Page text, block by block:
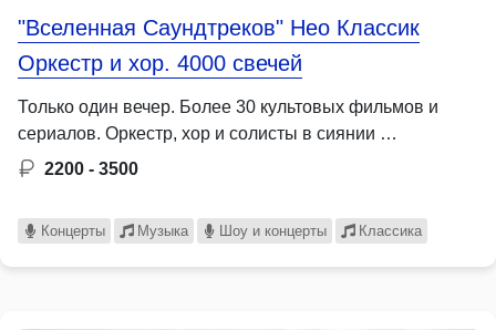
"Вселенная Саундтреков" Нео Классик
Оркестр и хор. 4000 свечей
Только один вечер. Более 30 культовых фильмов и
сериалов. Оркестр, хор и солисты в сиянии …
2200 - 3500
Концерты Музыка Шоу и концерты Классика